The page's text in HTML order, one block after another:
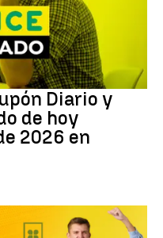
Diario y
de hoy
2026 en